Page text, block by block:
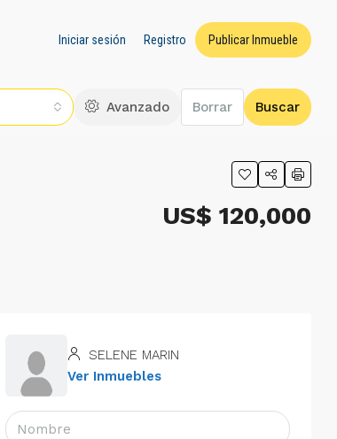
Iniciar sesión Registro Publicar Inmueble
Avanzado Borrar Buscar
US$ 120,000
SELENE MARIN
Ver Inmuebles